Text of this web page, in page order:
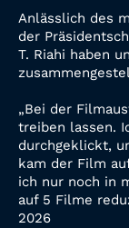
Anlässlich des
der
T. Riahi haben
„Bei der
treiben lassen.
durchgeklickt,
kam der Film
ich nur noch in
auf 5 Filme
2026